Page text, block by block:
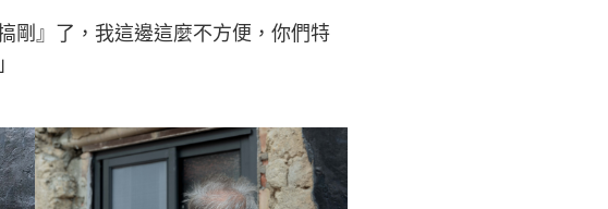
剛』了，我這邊這麼不方便，你們特